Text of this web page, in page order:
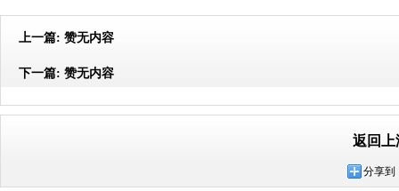
上一篇: 赞无内容
下一篇: 赞无内容
返回上
分享到